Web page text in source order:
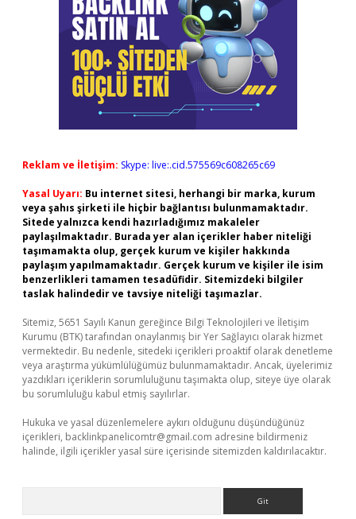
Reklam ve İletişim: Skype: live:.cid.575569c608265c69
Yasal Uyarı: Bu internet sitesi, herhangi bir marka, kurum
veya şahıs şirketi ile hiçbir bağlantısı bulunmamaktadır.
Sitede yalnızca kendi hazırladığımız makaleler
paylaşılmaktadır. Burada yer alan içerikler haber niteliği
taşımamakta olup, gerçek kurum ve kişiler hakkında
paylaşım yapılmamaktadır. Gerçek kurum ve kişiler ile isim
benzerlikleri tamamen tesadüfidir. Sitemizdeki bilgiler
taslak halindedir ve tavsiye niteliği taşımazlar.
Sitemiz, 5651 Sayılı Kanun gereğince Bilgi Teknolojileri ve İletişim
Kurumu (BTK) tarafından onaylanmış bir Yer Sağlayıcı olarak hizmet
vermektedir. Bu nedenle, sitedeki içerikleri proaktif olarak denetleme
veya araştırma yükümlülüğümüz bulunmamaktadır. Ancak, üyelerimiz
yazdıkları içeriklerin sorumluluğunu taşımakta olup, siteye üye olarak
bu sorumluluğu kabul etmiş sayılırlar.
Hukuka ve yasal düzenlemelere aykırı olduğunu düşündüğünüz
içerikleri, backlinkpanelicomtr@gmail.com adresine bildirmeniz
halinde, ilgili içerikler yasal süre içerisinde sitemizden kaldırılacaktır.